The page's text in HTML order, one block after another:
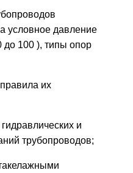
условное давление
100 ), типы опор
их
и
трубопроводов;